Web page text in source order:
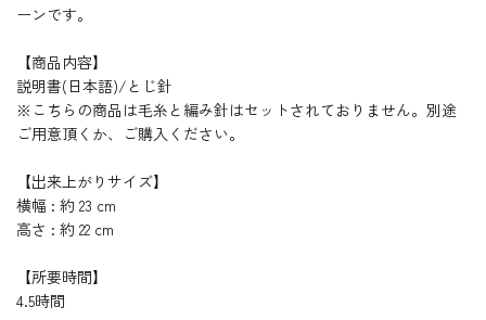
ーンです。
【商品内容】
説明書(日本語)/とじ針
※こちらの商品は毛糸と編み針はセットされておりません。別途
ご用意頂くか、ご購入ください。
【出来上がりサイズ】
横幅 : 約 23 cm
高さ : 約 22 cm
【所要時間】
4.5時間